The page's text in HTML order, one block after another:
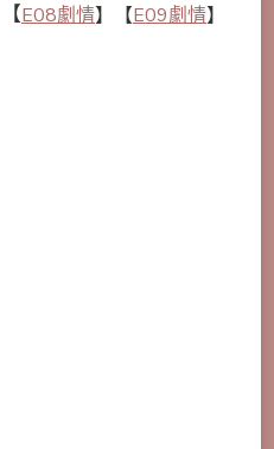
E08劇情】【E09劇情】